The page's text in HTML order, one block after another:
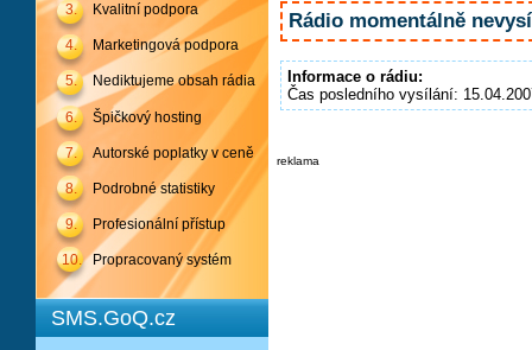
3. Kvalitní podpora
4. Marketingová podpora
5. Nediktujeme obsah rádia
6. Špičkový hosting
7. Autorské poplatky v ceně
8. Podrobné statistiky
9. Profesionální přístup
10. Propracovaný systém
SMS.GoQ.cz
Rádio momentálně
Informace o rádiu:
Čas posledního vysílání:
reklama